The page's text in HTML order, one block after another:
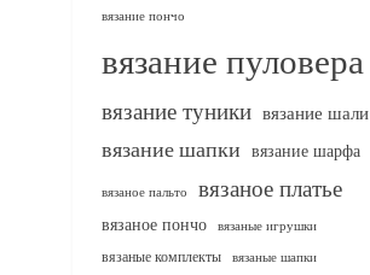
вязание пончо
вязание пуловера
вязание туники вязание шали
вязание шапки вязание шарфа
вязаное пальто вязаное платье
вязаное пончо вязаные игрушки
вязаные комплекты
вязаные шапки